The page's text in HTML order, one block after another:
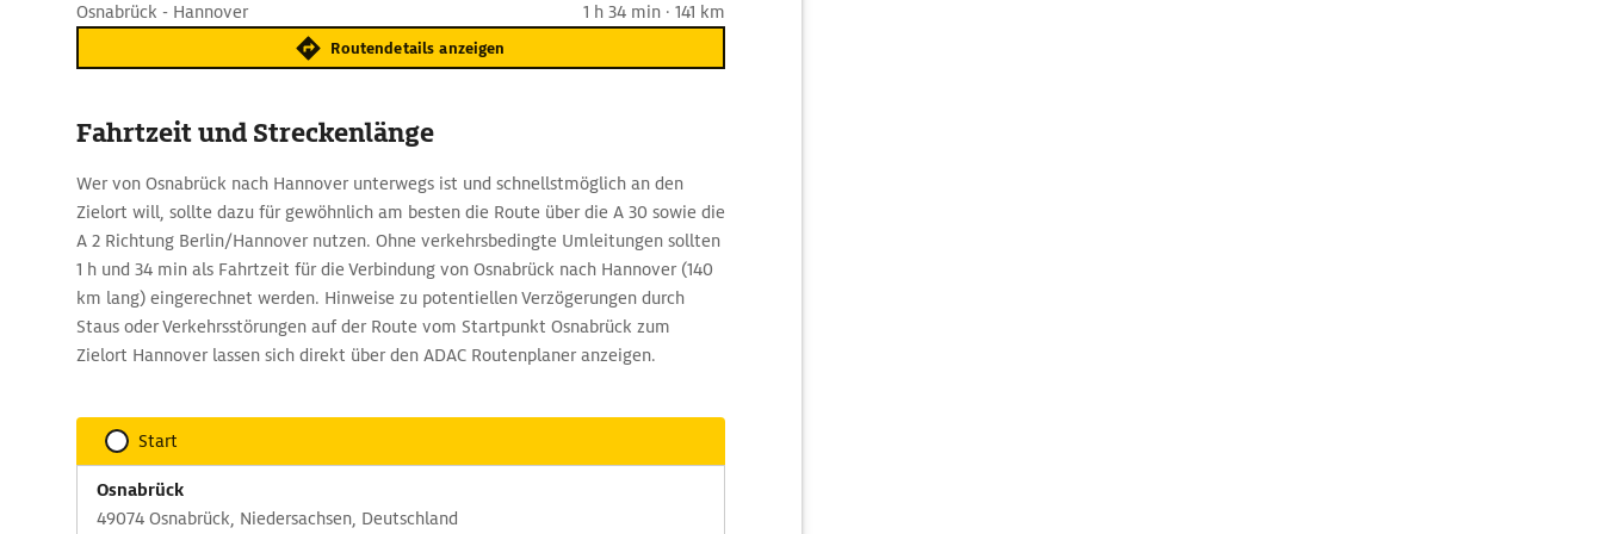
Osnabrück - Hannover 1 h 34 min · 141 km
Routendetails anzeigen
Fahrtzeit und Streckenlänge
Wer von Osnabrück nach Hannover unterwegs ist und schnellstmöglich an den
Zielort will, sollte dazu für gewöhnlich am besten die Route über die A 30 sowie die
A 2 Richtung Berlin/Hannover nutzen. Ohne verkehrsbedingte Umleitungen sollten
1 h und 34 min als Fahrtzeit für die Verbindung von Osnabrück nach Hannover (140
km lang) eingerechnet werden. Hinweise zu potentiellen Verzögerungen durch
Staus oder Verkehrsstörungen auf der Route vom Startpunkt Osnabrück zum
Zielort Hannover lassen sich direkt über den ADAC Routenplaner anzeigen.
Start
Osnabrück
49074 Osnabrück, Niedersachsen, Deutschland